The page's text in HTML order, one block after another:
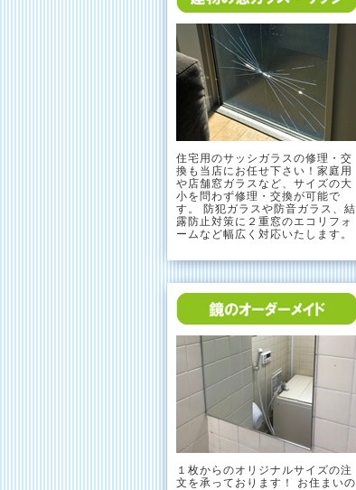
住宅用のサッシガラスの修理・交
換も当店にお任せ下さい！家庭用
や店舗窓ガラスなど、サイズの大
小を問わず修理・交換が可能で
す。 防犯ガラスや防音ガラス、結
露防止対策に２重窓のエコリフォ
ームなど幅広く対応いたします。
１枚からのオリジナルサイズの注
文を承っております！ お住まいの